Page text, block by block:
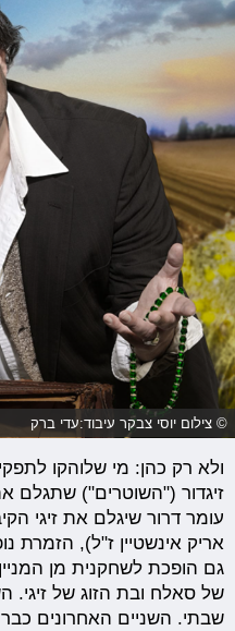
© צילום יוסי צבקר עיבוד:עדי ברק
ולא רק כהן: מי שלוהקו
זיגדור ("השוטרים") שתגלם
עומר דרור שיגלם את זיגי
אריק אינשטיין ז"ל), הזמרת
גם הופכת לשחקנית מן
של סאלח ובת הזוג של זיגי.
שבתי. השניים האחרונים